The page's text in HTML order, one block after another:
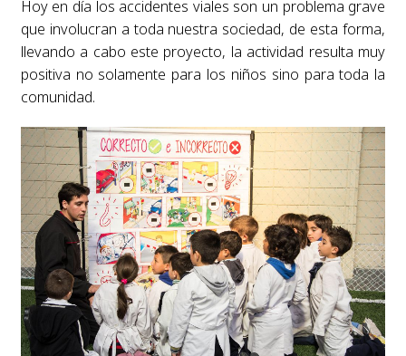
Hoy en día los accidentes viales son un problema grave
que involucran a toda nuestra sociedad, de esta forma,
llevando a cabo este proyecto, la actividad resulta muy
positiva no solamente para los niños sino para toda la
comunidad.